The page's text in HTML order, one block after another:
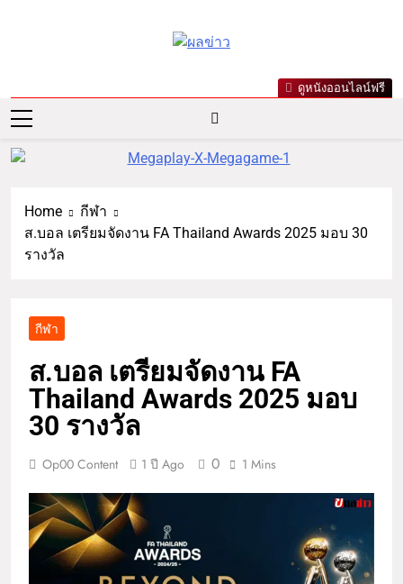
ผลข่าว.com
เกาะกระแสดารา ข่าวกีฬารอบ
โลก เลขเด็ดหวยดัง ตรวจหวย
ดูหนังออนไลน์ฟรี
Home
กีฬา
ส.บอล เตรียมจัดงาน FA Thailand Awards 2025 มอบ 30
รางวัล
กีฬา
ส.บอล เตรียมจัดงาน FA
Thailand Awards 2025 มอบ
30 รางวัล
Op00 Content 1 ปี Ago 0 1 Mins